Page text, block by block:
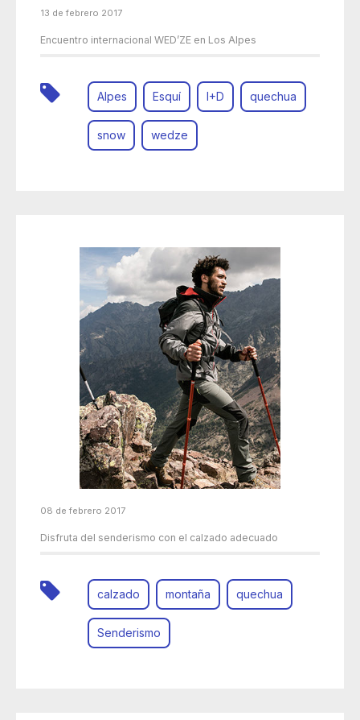
13 de febrero 2017
Encuentro internacional WED’ZE en Los Alpes
Alpes Esquí I+D quechua
snow wedze
08 de febrero 2017
Disfruta del senderismo con el calzado adecuado
calzado montaña quechua
Senderismo